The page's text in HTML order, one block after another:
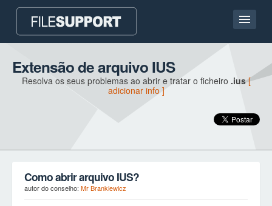
Casa
Contato
Extensão de arquivo IUS
Resolva os seus problemas ao abrir e tratar o ficheiro .ius [
adicionar info ]
Como abrir arquivo IUS?
autor do conselho: Mr Brankiewicz